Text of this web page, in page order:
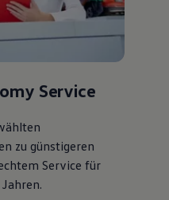
Service
zu günstigeren
Service für